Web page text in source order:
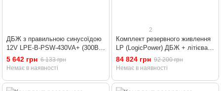
ДБЖ з правильною синусоїдою
12V LPE-B-PSW-430VA+ (300Вт)
1-15A
5 642 грн 6 133 грн
Немає в наявності
2
Комплект резервного живлення
LP (LogicPower) ДБЖ + літієва
(LiFePO4) батарея (UPS 2300VA
+ АКБ LiFePO4 5120W)
84 824 грн 92 200 грн
Немає в наявності